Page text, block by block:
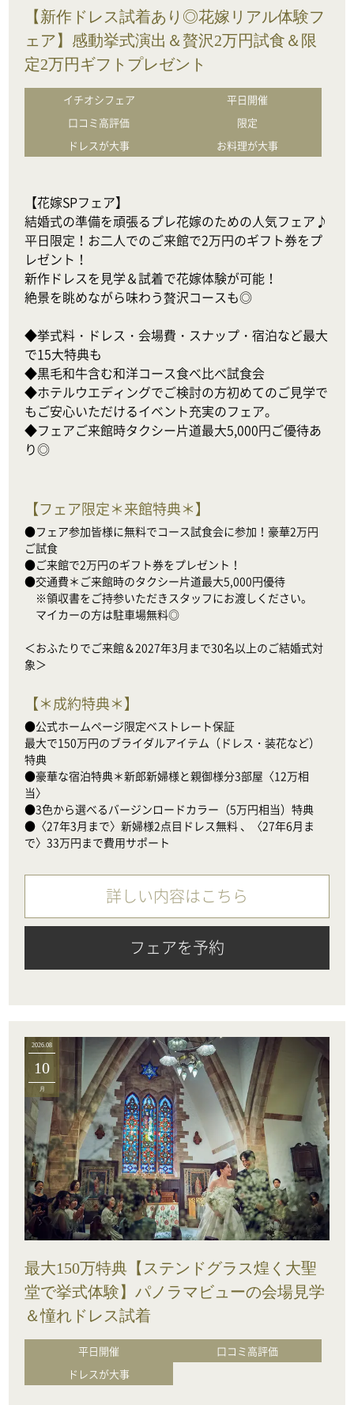
【新作ドレス試着あり◎花嫁リアル体験フ
ェア】感動挙式演出＆贅沢2万円試食＆限
定2万円ギフトプレゼント
イチオシフェア
平日開催
口コミ高評価
限定
ドレスが大事
お料理が大事
【花嫁SPフェア】
結婚式の準備を頑張るプレ花嫁のための人気フェア♪
平日限定！お二人でのご来館で2万円のギフト券をプ
レゼント！
新作ドレスを見学＆試着で花嫁体験が可能！
絶景を眺めながら味わう贅沢コースも◎
◆挙式料・ドレス・会場費・スナップ・宿泊など最大
で15大特典も
◆黒毛和牛含む和洋コース食べ比べ試食会
◆ホテルウエディングでご検討の方初めてのご見学で
もご安心いただけるイベント充実のフェア。
◆フェアご来館時タクシー片道最大5,000円ご優待あ
り◎
【フェア限定＊来館特典＊】
●フェア参加皆様に無料でコース試食会に参加！豪華2万円
ご試食
●ご来館で2万円のギフト券をプレゼント！
●交通費＊ご来館時のタクシー片道最大5,000円優待
※領収書をご持参いただきスタッフにお渡しください。
マイカーの方は駐車場無料◎
＜おふたりでご来館＆2027年3月まで30名以上のご結婚式対
象＞
【＊成約特典＊】
●公式ホームページ限定ベストレート保証
最大で150万円のブライダルアイテム（ドレス・装花など）
特典
●豪華な宿泊特典＊新郎新婦様と親御様分3部屋〈12万相
当〉
●3色から選べるバージンロードカラー（5万円相当）特典
●〈27年3月まで〉新婦様2点目ドレス無料 、〈27年6月ま
で〉33万円まで費用サポート
詳しい内容はこちら
フェアを予約
2026.08
10
月
最大150万特典【ステンドグラス煌く大聖
堂で挙式体験】パノラマビューの会場見学
＆憧れドレス試着
平日開催
口コミ高評価
ドレスが大事